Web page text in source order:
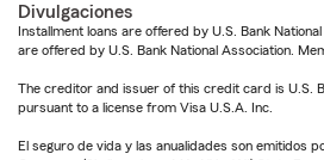
Divulgaciones
Installment loans are offered by U.S. Bank
are offered by U.S. Bank National Association.
The creditor and issuer of this credit card is U.S.
pursuant to a license from Visa U.S.A. Inc.
El seguro de vida y las anualidades son emitidos